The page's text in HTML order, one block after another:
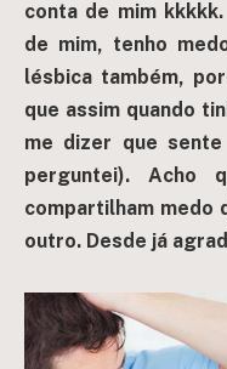
conta de mim
de mim, tenho
lésbica também,
que assim quando
me dizer que
perguntei). Acho
compartilham medo
outro. Desde já